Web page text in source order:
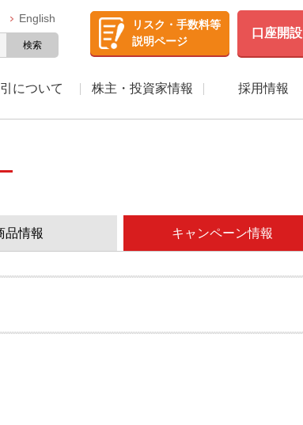
English
検索
リスク・手数料等
説明ページ
口座開設
について 株主・投資家情報 採用情報
品情報 キャンペーン情報